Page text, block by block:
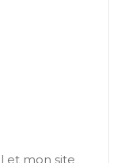
et mon site